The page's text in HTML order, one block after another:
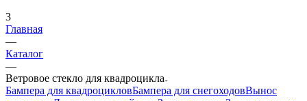
3
Главная
—
Каталог
—
Ветровое стекло для квадроцикла
Бампера для квадроцикловБампера для снегоходовВынос